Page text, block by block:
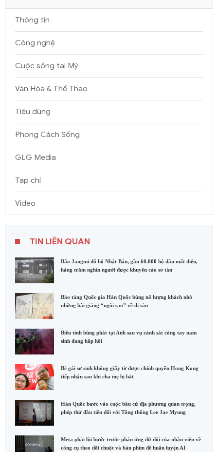
Thông tin
Công nghệ
Cuộc sống tại Mỹ
Văn Hóa & Thể Thao
Tiêu dùng
Phong Cách Sống
GLG Media
Tạp chí
Video
TIN LIÊN QUAN
Bão Jangmi đổ bộ Nhật Bản, gần 60.000 hộ dân mất điện,
hàng trăm nghìn người được khuyến cáo sơ tán
Bảo tàng Quốc gia Hàn Quốc bùng nổ lượng khách nhờ
những bài giảng “ngôi sao” về di sản
Biểu tình bùng phát tại Anh sau vụ cảnh sát còng tay nam
sinh đang hấp hối
Bé gái sơ sinh không giấy tờ được chính quyền Hong Kong
tiếp nhận sau khi cha mẹ bị bắt
Hàn Quốc bước vào cuộc bầu cử địa phương quan trọng,
phép thử đầu tiên đối với Tổng thống Lee Jae Myung
Meta phải lùi bước trước phản ứng dữ dội của nhân viên về
công cụ theo dõi chuột và bàn phím để huấn luyện AI